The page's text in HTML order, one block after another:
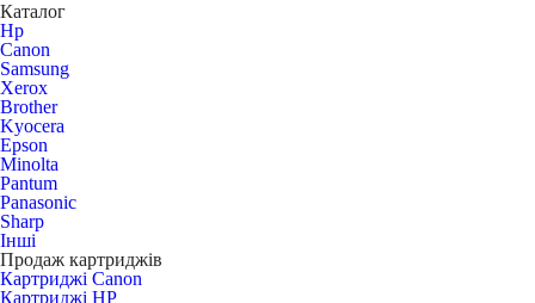
Каталог
Hp
Canon
Samsung
Xerox
Brother
Kyocera
Epson
Minolta
Pantum
Panasonic
Sharp
Інші
Продаж картриджів
Картриджі Canon
Картриджі HP